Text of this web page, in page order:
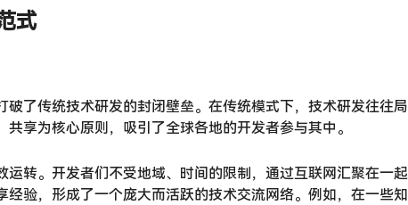
式
了传统技术研发的封闭壁垒。在传统模式下，技术研发往往
享为核心原则，吸引了全球各地的开发者参与其中。
转。开发者们不受地域、时间的限制，通过互联网汇聚在一
验，形成了一个庞大而活跃的技术交流网络。例如，在一些